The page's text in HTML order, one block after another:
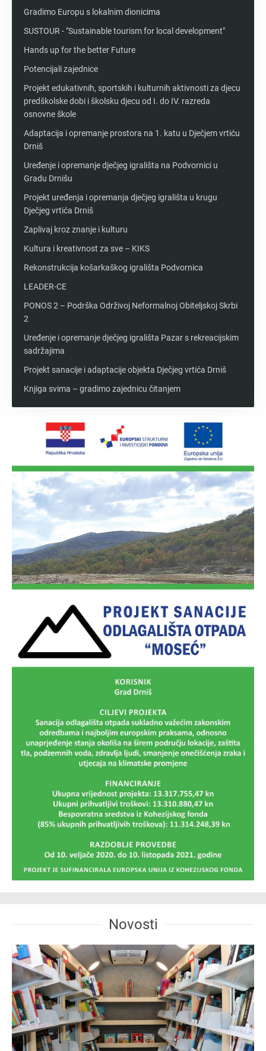
Gradimo Europu s lokalnim dionicima
SUSTOUR - "Sustainable tourism for local development"
Hands up for the better Future
Potencijali zajednice
Projekt edukativnih, sportskih i kulturnih aktivnosti za djecu
predškolske dobi i školsku djecu od I. do IV. razreda
osnovne škole
Adaptacija i opremanje prostora na 1. katu u Dječjem vrtiću
Drniš
Uređenje i opremanje dječjeg igrališta na Podvornici u
Gradu Drnišu
Projekt uređenja i opremanja dječjeg igrališta u krugu
Dječjeg vrtića Drniš
Zaplivaj kroz znanje i kulturu
Kultura i kreativnost za sve – KIKS
Rekonstrukcija košarkaškog igrališta Podvornica
LEADER-CE
PONOS 2 – Podrška Održivoj Neformalnoj Obiteljskoj Skrbi
2
Uređenje i opremanje dječjeg igrališta Pazar s rekreacijskim
sadržajima
Projekt sanacije i adaptacije objekta Dječjeg vrtića Drniš
Knjiga svima – gradimo zajednicu čitanjem
Novosti